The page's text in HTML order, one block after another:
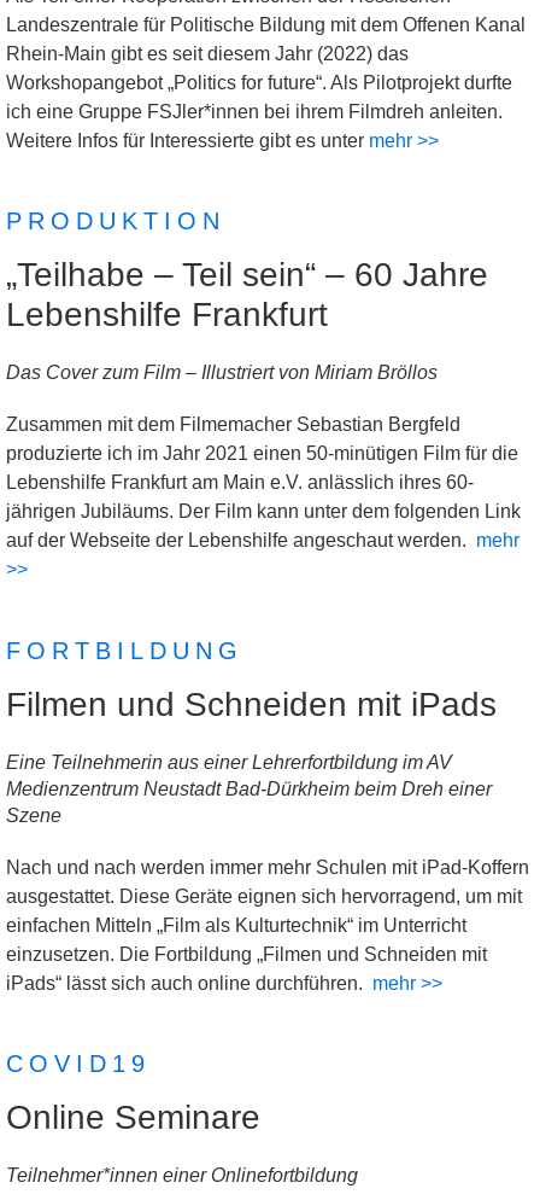
Landeszentrale für Politische Bildung mit dem Offenen Kanal
Rhein-Main gibt es seit diesem Jahr (2022) das
Workshopangebot „Politics for future“. Als Pilotprojekt durfte
ich eine Gruppe FSJler*innen bei ihrem Filmdreh anleiten.
Weitere Infos für Interessierte gibt es unter mehr >>
PRODUKTION
„Teilhabe – Teil sein“ – 60 Jahre
Lebenshilfe Frankfurt
Das Cover zum Film – Illustriert von Miriam Bröllos
Zusammen mit dem Filmemacher Sebastian Bergfeld
produzierte ich im Jahr 2021 einen 50-minütigen Film für die
Lebenshilfe Frankfurt am Main e.V. anlässlich ihres 60-
jährigen Jubiläums. Der Film kann unter dem folgenden Link
auf der Webseite der Lebenshilfe angeschaut werden. mehr
>>
FORTBILDUNG
Filmen und Schneiden mit iPads
Eine Teilnehmerin aus einer Lehrerfortbildung im AV
Medienzentrum Neustadt Bad-Dürkheim beim Dreh einer
Szene
Nach und nach werden immer mehr Schulen mit iPad-Koffern
ausgestattet. Diese Geräte eignen sich hervorragend, um mit
einfachen Mitteln „Film als Kulturtechnik“ im Unterricht
einzusetzen. Die Fortbildung „Filmen und Schneiden mit
iPads“ lässt sich auch online durchführen. mehr >>
COVID19
Online Seminare
Teilnehmer*innen einer Onlinefortbildung